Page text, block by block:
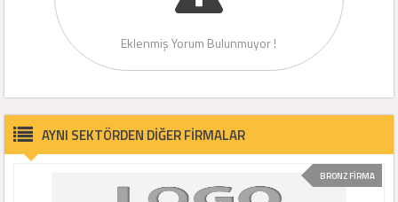
Eklenmiş Yorum Bulunmuyor !
AYNI SEKTÖRDEN DİĞER FİRMALAR
BRONZ FİRMA